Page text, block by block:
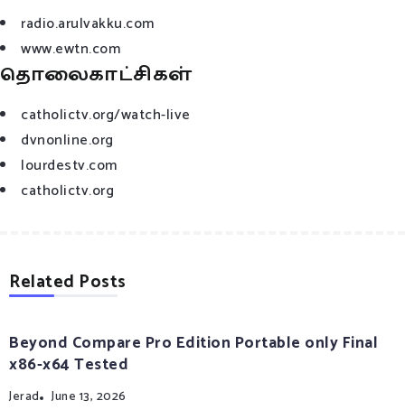
radio.arulvakku.com
www.ewtn.com
தொலைகாட்சிகள்
catholictv.org/watch-live
dvnonline.org
lourdestv.com
catholictv.org
Related Posts
Beyond Compare Pro Edition Portable only Final
x86-x64 Tested
Jerad June 13, 2026